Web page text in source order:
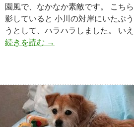
園風で、なかなか素敵です。 こち
影していると 小川の対岸にいたぶ
うとして、ハラハラしました。 い
続きを読む 春
は
→